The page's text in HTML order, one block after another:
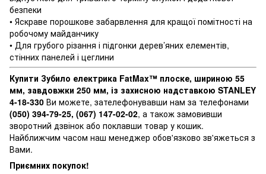
безпеки
• Яскраве порошкове забарвлення для кращої помітності на
робочому майданчику
• Для грубого різання і підгонки дерев’яних елементів,
стінних панелей і цеглини
Купити Зубило електрика FatMax™ плоске, шириною 55
мм, завдовжки 250 мм, із захисною надставкою STANLEY
4-18-330 Ви можете, зателефонувавши нам за телефонами
(050) 394-79-25, (067) 147-02-02, а також замовивши
зворотний дзвінок або поклавши товар у кошик.
Найближчим часом наш менеджер обов'язково зв'яжеться з
Вами.
Приємних покупок!